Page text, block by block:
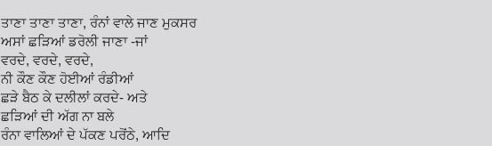
ਤਾਣਾ ਤਾਣਾ ਤਾਣਾ, ਰੰਨਾਂ ਵਾਲੇ ਜਾਣ ਮੁਕਸਰ
ਅਸਾਂ ਛੜਿਆਂ ਡਰੋਲੀ ਜਾਣਾ -ਜਾਂ
ਵਰਦੇ, ਵਰਦੇ, ਵਰਦੇ,
ਨੀ ਕੌਣ ਕੌਣ ਹੋਈਆਂ ਰੰਡੀਆਂ
ਛੜੇ ਬੈਠ ਕੇ ਦਲੀਲਾਂ ਕਰਦੇ- ਅਤੇ
ਛੜਿਆਂ ਦੀ ਅੱਗ ਨਾ ਬਲੇ
ਰੰਨਾ ਵਾਲਿਆਂ ਦੇ ਪੱਕਣ ਪਰੋਂਠੇ, ਆਦਿ